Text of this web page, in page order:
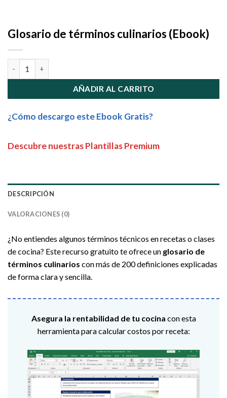
Glosario de términos culinarios (Ebook)
AÑADIR AL CARRITO
¿Cómo descargo este Ebook Gratis?
Descubre nuestras Plantillas Premium
DESCRIPCIÓN
VALORACIONES (0)
¿No entiendes algunos términos técnicos en recetas o clases
de cocina? Este recurso gratuito te ofrece un glosario de
términos culinarios con más de 200 definiciones explicadas
de forma clara y sencilla.
Asegura la rentabilidad de tu cocina con esta
herramienta para calcular costos por receta: